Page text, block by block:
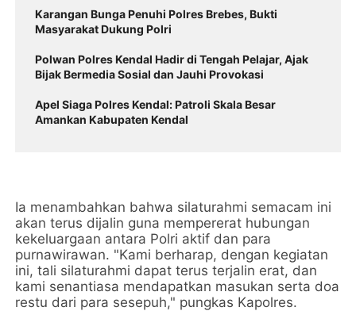
Karangan Bunga Penuhi Polres Brebes, Bukti
Masyarakat Dukung Polri
Polwan Polres Kendal Hadir di Tengah Pelajar, Ajak
Bijak Bermedia Sosial dan Jauhi Provokasi
Apel Siaga Polres Kendal: Patroli Skala Besar
Amankan Kabupaten Kendal
Ia menambahkan bahwa silaturahmi semacam ini
akan terus dijalin guna mempererat hubungan
kekeluargaan antara Polri aktif dan para
purnawirawan. "Kami berharap, dengan kegiatan
ini, tali silaturahmi dapat terus terjalin erat, dan
kami senantiasa mendapatkan masukan serta doa
restu dari para sesepuh," pungkas Kapolres.